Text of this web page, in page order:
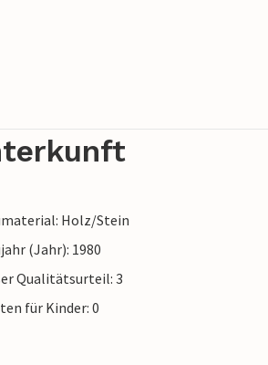
Holz/Stein
(Jahr): 1980
Qualitätsurteil: 3
für Kinder: 0